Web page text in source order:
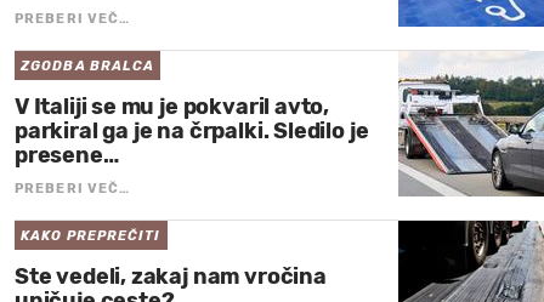
PREBERI VEČ…
ZGODBA BRALCA
V Italiji se mu je pokvaril avto,
parkiral ga je na črpalki. Sledilo je
presene…
PREBERI VEČ…
KAKO PREPREČITI
Ste vedeli, zakaj nam vročina